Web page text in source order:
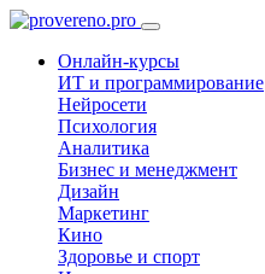
Онлайн-курсы
ИТ и программирование
Нейросети
Психология
Аналитика
Бизнес и менеджмент
Дизайн
Маркетинг
Кино
Здоровье и спорт